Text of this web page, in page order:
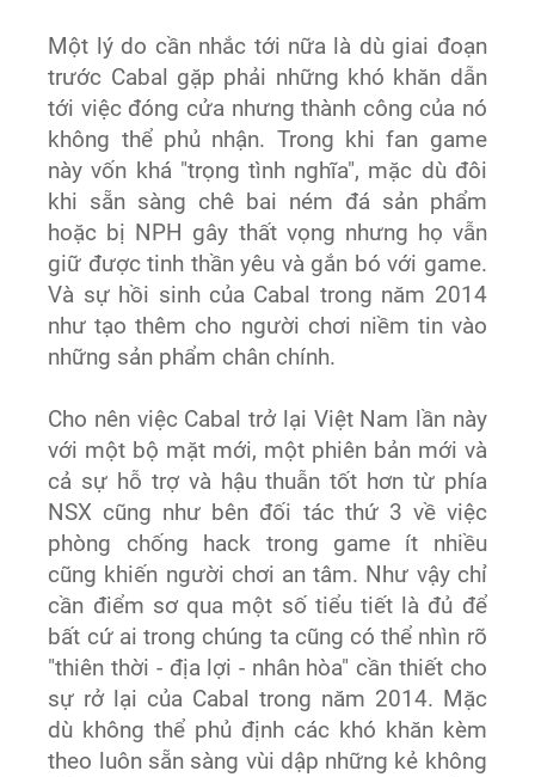
Một lý do cần nhắc tới nữa là dù giai đoạn
trước Cabal gặp phải những khó khăn dẫn
tới việc đóng cửa nhưng thành công của nó
không thể phủ nhận. Trong khi fan game
này vốn khá "trọng tình nghĩa", mặc dù đôi
khi sẵn sàng chê bai ném đá sản phẩm
hoặc bị NPH gây thất vọng nhưng họ vẫn
giữ được tinh thần yêu và gắn bó với game.
Và sự hồi sinh của Cabal trong năm 2014
như tạo thêm cho người chơi niềm tin vào
những sản phẩm chân chính.
Cho nên việc Cabal trở lại Việt Nam lần này
với một bộ mặt mới, một phiên bản mới và
cả sự hỗ trợ và hậu thuẫn tốt hơn từ phía
NSX cũng như bên đối tác thứ 3 về việc
phòng chống hack trong game ít nhiều
cũng khiến người chơi an tâm. Như vậy chỉ
cần điểm sơ qua một số tiểu tiết là đủ để
bất cứ ai trong chúng ta cũng có thể nhìn rõ
"thiên thời - địa lợi - nhân hòa" cần thiết cho
sự rở lại của Cabal trong năm 2014. Mặc
dù không thể phủ định các khó khăn kèm
theo luôn sẵn sàng vùi dập những kẻ không